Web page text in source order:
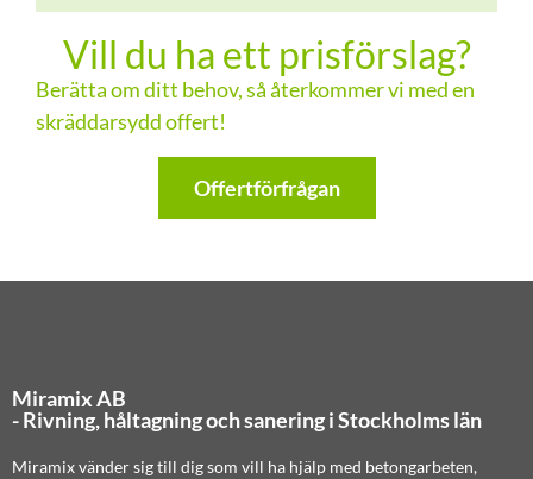
Vill du ha ett prisförslag?
Berätta om ditt behov, så återkommer vi med en
skräddarsydd offert!
Offertförfrågan
Miramix AB
- Rivning, håltagning och sanering i Stockholms län
Miramix vänder sig till dig som vill ha hjälp med betongarbeten,